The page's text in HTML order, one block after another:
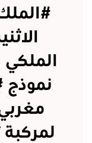
الملكي
نموذج